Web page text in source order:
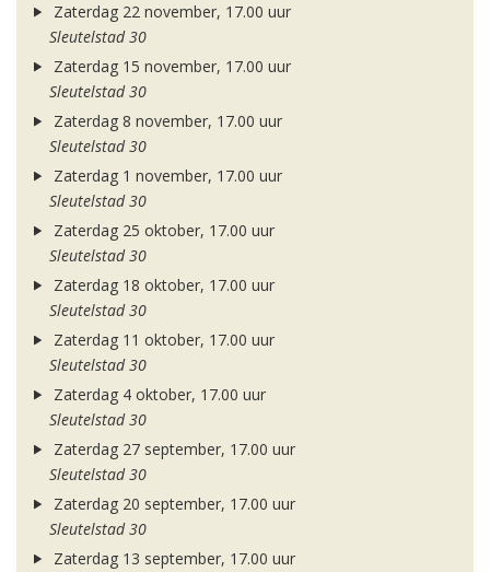
Zaterdag 22 november, 17.00 uur
Sleutelstad 30
Zaterdag 15 november, 17.00 uur
Sleutelstad 30
Zaterdag 8 november, 17.00 uur
Sleutelstad 30
Zaterdag 1 november, 17.00 uur
Sleutelstad 30
Zaterdag 25 oktober, 17.00 uur
Sleutelstad 30
Zaterdag 18 oktober, 17.00 uur
Sleutelstad 30
Zaterdag 11 oktober, 17.00 uur
Sleutelstad 30
Zaterdag 4 oktober, 17.00 uur
Sleutelstad 30
Zaterdag 27 september, 17.00 uur
Sleutelstad 30
Zaterdag 20 september, 17.00 uur
Sleutelstad 30
Zaterdag 13 september, 17.00 uur